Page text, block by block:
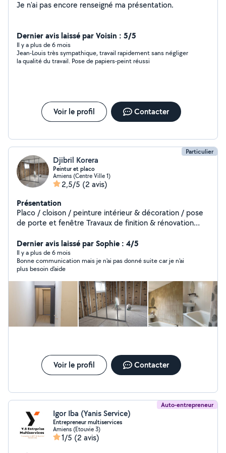
Je n'ai pas encore renseigné ma présentation.
Dernier avis laissé par Voisin : 5/5
Il y a plus de 6 mois
Jean-Louis très sympathique, travail rapidement sans négliger
la qualité du travail. Pose de papiers-peint réussi
Voir le profil Contacter
Particulier
Djibril Korera
Peintur et placo
Amiens (Centre Ville 1)
2,5/5 (2 avis)
Présentation
Placo / cloison / peinture intérieur & décoration / pose
de porte et fenêtre Travaux de finition & rénovation
Dernier avis laissé par Sophie : 4/5
Il y a plus de 6 mois
Bonne communication mais je n'ai pas donné suite car je n'ai
plus besoin d'aide
Voir le profil Contacter
Auto-entrepreneur
Igor Iba (Yanis Service)
Entrepreneur multiservices
Amiens (Etouvie 3)
1/5 (2 avis)